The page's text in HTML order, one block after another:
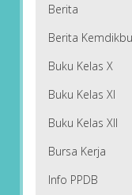
Berita
Berita
Buku Kelas X
Buku Kelas XI
Buku Kelas XII
Bursa Kerja
Info PPDB